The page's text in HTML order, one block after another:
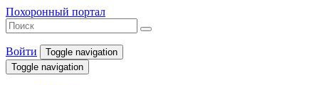
Похоронный портал
Войти
Toggle navigation
Toggle navigation